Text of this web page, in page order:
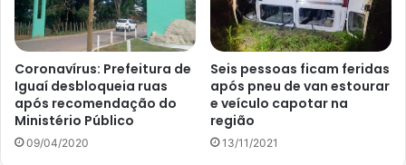
Coronavírus: Prefeitura de
Iguaí desbloqueia ruas
após recomendação do
Ministério Público
09/04/2020
Seis pessoas ficam feridas
após pneu de van estourar
e veículo capotar na
região
13/11/2021